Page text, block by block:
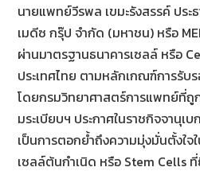
นายแพทย์วีรพล เขมะรังสรรค์ ประ
เมดีซ กรุ๊ป จำกัด (มหาชน) หรือ
ผ่านมาตรฐานธนาคารเซลล์ หรือ
ประเทศไทย ตามหลักเกณฑ์การรับ
โดยกรมวิทยาศาสตร์การแพทย์ที่ถู
มระเบียบฯ ประกาศในราชกิจจานุเ
เป็นการตอกย้ำถึงความมุ่งมั่นตั้งใ
เซลล์ต้นกำเนิด หรือ Stem Cells